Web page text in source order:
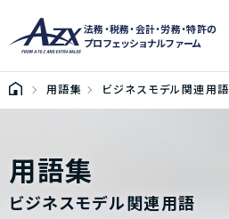
法務・税務・会計・労務・特許の
プロフェッショナルファーム
用語集 ビジネスモデル関連用語
用語集
ビジネスモデル関連用語